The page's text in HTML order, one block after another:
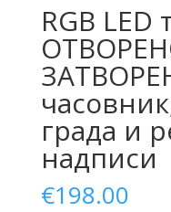
RGB LED
града и
надписи
€198.00